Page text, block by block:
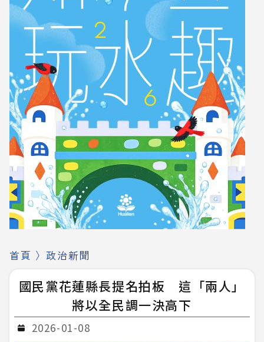
首頁 〉 政治新聞
國民黨花蓮縣長提名拍板 這「兩人」
將以全民調一決高下
2026-01-08